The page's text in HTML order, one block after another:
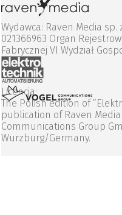
Wydawca: Raven Media sp.
021366963 Organ
Fabrycznej VI Wydział
Licencja:
The Polish edition of
publication of Raven
Communications Group
Wurzburg/Germany.